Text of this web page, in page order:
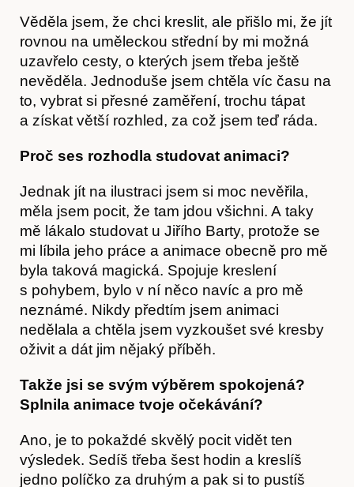
Články
Věděla jsem, že chci kreslit, ale přišlo mi, že jít
rovnou na uměleckou střední by mi možná
uzavřelo cesty, o kterých jsem třeba ještě
nevěděla. Jednoduše jsem chtěla víc času na
to, vybrat si přesné zaměření, trochu tápat
a získat větší rozhled, za což jsem teď ráda.
Proč ses rozhodla studovat animaci?
Jednak jít na ilustraci jsem si moc nevěřila,
měla jsem pocit, že tam jdou všichni. A taky
mě lákalo studovat u Jiřího Barty, protože se
mi líbila jeho práce a animace obecně pro mě
byla taková magická. Spojuje kreslení
s pohybem, bylo v ní něco navíc a pro mě
neznámé. Nikdy předtím jsem animaci
nedělala a chtěla jsem vyzkoušet své kresby
oživit a dát jim nějaký příběh.
Takže jsi se svým výběrem spokojená?
Splnila animace tvoje očekávání?
Ano, je to pokaždé skvělý pocit vidět ten
výsledek. Sedíš třeba šest hodin a kreslíš
jedno políčko za druhým a pak si to pustíš